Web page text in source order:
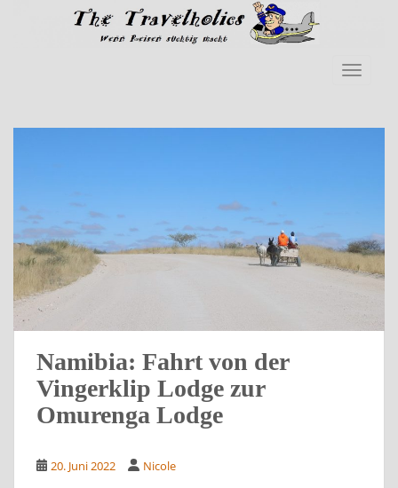
Skip to main content
Namibia: Fahrt von der
Vingerklip Lodge zur
Omurenga Lodge
20. Juni 2022 Nicole